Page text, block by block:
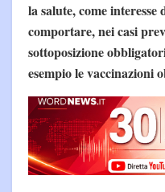
la salute, come
comportare, nei casi
sottoposizione
esempio le vaccinazioni